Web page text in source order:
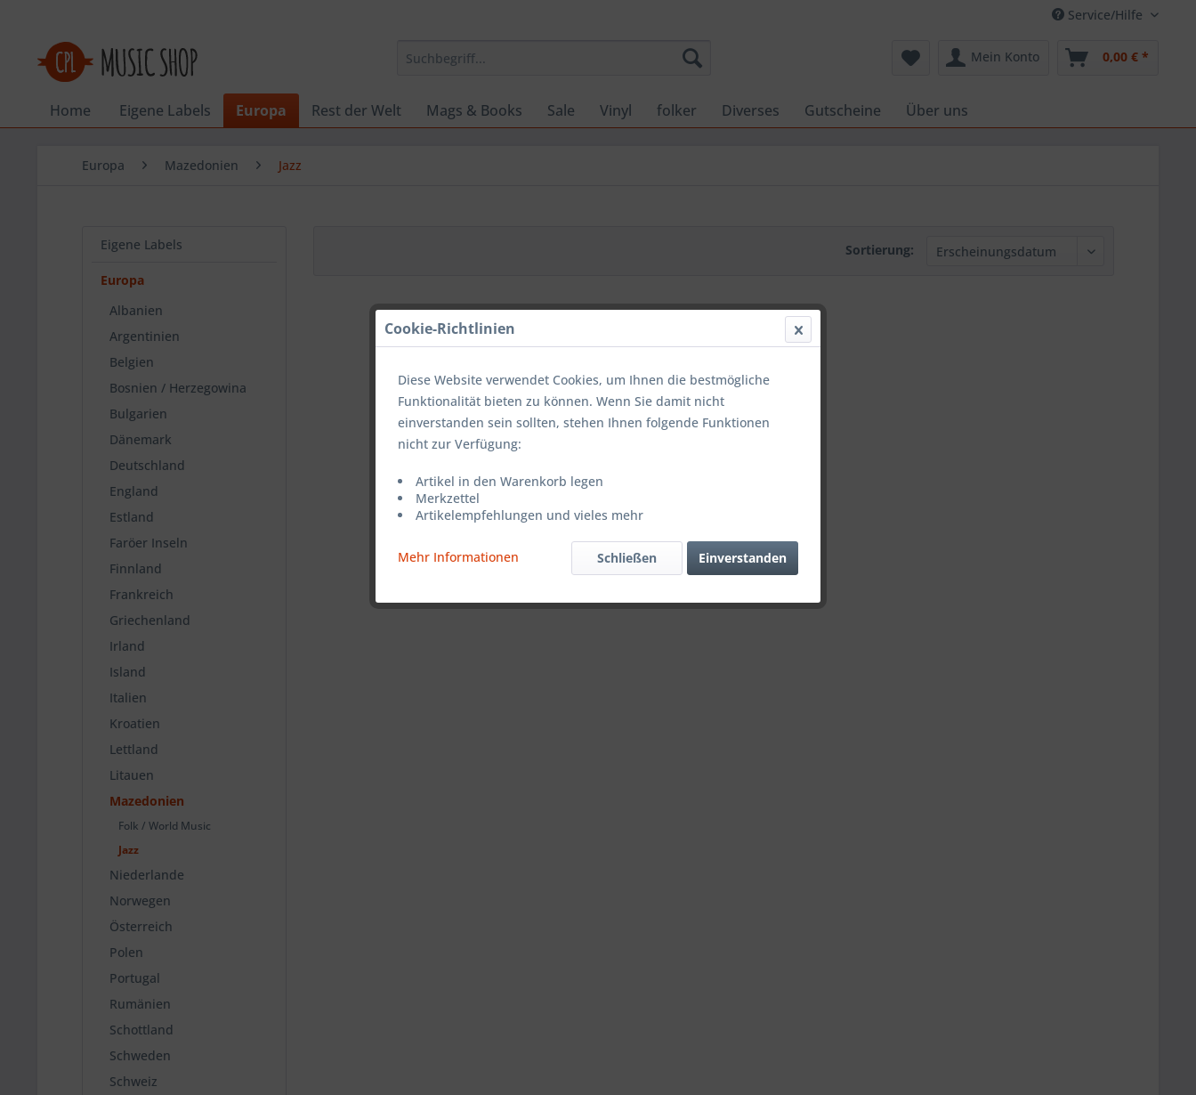
Service/Hilfe
Mein Konto 0,00 € *
Home Eigene Labels Europa Rest der Welt Mags & Books Sale Vinyl folker Diverses Gutscheine Über uns
Europa Mazedonien Jazz
Eigene Labels
Europa
Albanien
Argentinien
Belgien
Bosnien / Herzegowina
Bulgarien
Dänemark
Deutschland
England
Estland
Faröer Inseln
Finnland
Frankreich
Griechenland
Irland
Island
Italien
Kroatien
Lettland
Litauen
Mazedonien
Folk / World Music
Jazz
Niederlande
Norwegen
Österreich
Polen
Portugal
Rumänien
Schottland
Schweden
Schweiz
Sortierung:
Cookie-Richtlinien
Diese Website verwendet Cookies, um Ihnen die bestmögliche
Funktionalität bieten zu können. Wenn Sie damit nicht
einverstanden sein sollten, stehen Ihnen folgende Funktionen
nicht zur Verfügung:
Artikel in den Warenkorb legen
Merkzettel
Artikelempfehlungen und vieles mehr
Mehr Informationen Einverstanden
Schließen